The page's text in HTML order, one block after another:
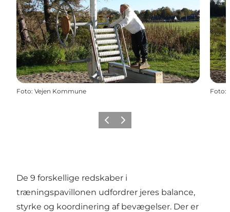
Foto: Vejen Kommune Foto:
ForrigeNæste
De 9 forskellige redskaber i
træningspavillonen udfordrer jeres balance,
styrke og koordinering af bevægelser. Der er